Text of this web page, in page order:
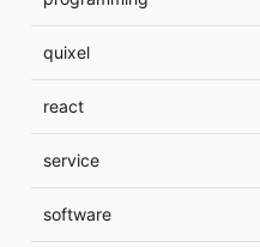
quixel
react
service
software